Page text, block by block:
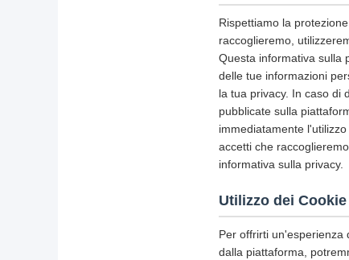
Rispettiamo la
raccoglieremo,
Questa informativa sulla
delle tue informazioni
la tua privacy. In caso di
pubblicate sulla
immediatamente
accetti che
informativa sulla privacy.
Utilizzo dei Cookie
Per offrirti un'esperienza
dalla piattaforma,